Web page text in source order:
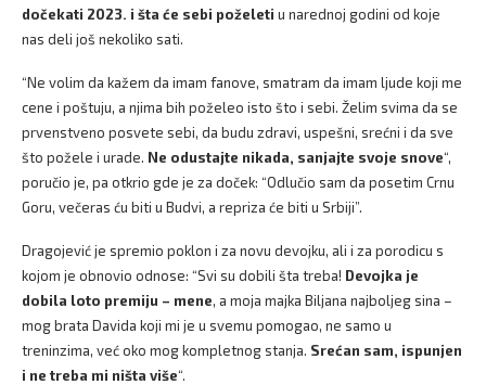
dočekati 2023. i šta će sebi poželeti u narednoj godini od koje
nas deli još nekoliko sati.
“Ne volim da kažem da imam fanove, smatram da imam ljude koji me
cene i poštuju, a njima bih poželeo isto što i sebi. Želim svima da se
prvenstveno posvete sebi, da budu zdravi, uspešni, srećni i da sve
što požele i urade. Ne odustajte nikada, sanjajte svoje snove“,
poručio je, pa otkrio gde je za doček: “Odlučio sam da posetim Crnu
Goru, večeras ću biti u Budvi, a repriza će biti u Srbiji”.
Dragojević je spremio poklon i za novu devojku, ali i za porodicu s
kojom je obnovio odnose: “Svi su dobili šta treba! Devojka je
dobila loto premiju – mene, a moja majka Biljana najboljeg sina –
mog brata Davida koji mi je u svemu pomogao, ne samo u
treninzima, već oko mog kompletnog stanja. Srećan sam, ispunjen
i ne treba mi ništa više“.